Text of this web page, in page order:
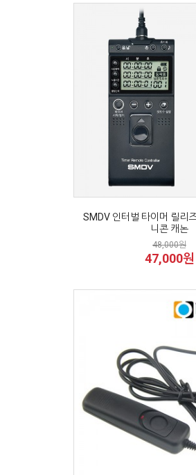
SMDV 인터벌 타이머 릴리
니콘 캐논
48,000원
47,000원